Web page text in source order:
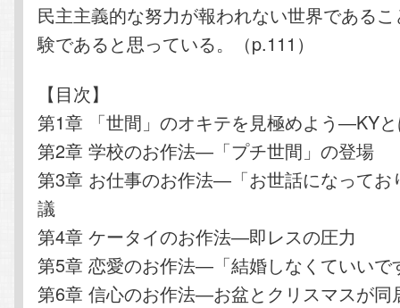
民主主義的な努力が報われない世界である
験であると思っている。（p.111）
【目次】
第1章 「世間」のオキテを見極めよう―KY
第2章 学校のお作法―「プチ世間」の登場
第3章 お仕事のお作法―「お世話になってお
議
第4章 ケータイのお作法―即レスの圧力
第5章 恋愛のお作法―「結婚しなくていいで
第6章 信心のお作法―お盆とクリスマスが同